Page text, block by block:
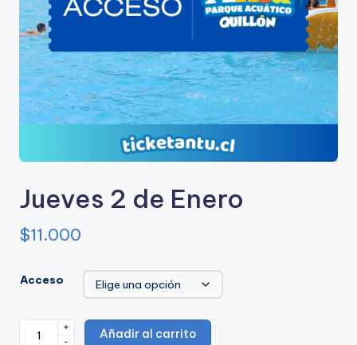
u
e
A
c
a
ti
c
o
n
t
Jueves 2 de Enero
$11.000
Acceso
-
+
Añadir al carrito